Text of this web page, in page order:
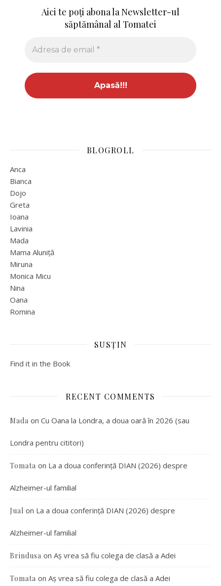
Aici te poți abona la Newsletter-ul
săptămânal al Tomatei
BLOGROLL
Anca
Bianca
Dojo
Greta
Ioana
Lavinia
Mada
Mama Aluniță
Miruna
Monica Micu
Nina
Oana
Romina
SUSȚIN
Find it in the Book
RECENT COMMENTS
Mada on Cu Oana la Londra, a doua oară în 2026 (sau
Londra pentru cititori)
Tomata on La a doua conferință DIAN (2026) despre
Alzheimer-ul familial
Jual on La a doua conferință DIAN (2026) despre
Alzheimer-ul familial
Brindusa on Aș vrea să fiu colega de clasă a Adei
Tomata on Aș vrea să fiu colega de clasă a Adei